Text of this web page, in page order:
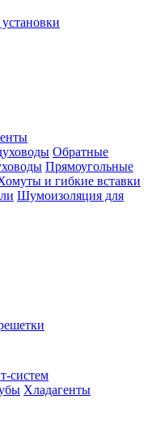
Обратные
Прямоугольные
и гибкие вставки
Шумоизоляция для
систем
Хладагенты